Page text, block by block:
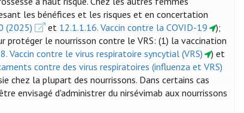
les bénéfices et les risques et en concertation
(2025) et 12.1.1.16. Vaccin contre la COVID-19
);
protéger le nourrisson contre le VRS: (1) la vaccination
Vaccin contre le virus respiratoire syncytial (VRS)
) et
contre des virus respiratoires (influenza et VRS)
chez la plupart des nourrissons. Dans certains cas
envisagé d'administrer du nirsévimab aux nourrissons